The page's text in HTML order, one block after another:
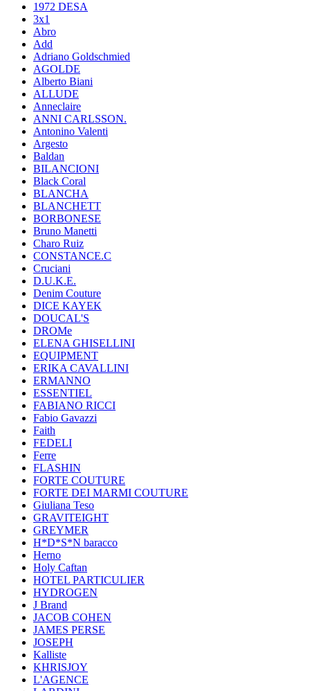
1972 DESA
3x1
Abro
Add
Adriano Goldschmied
AGOLDE
Alberto Biani
ALLUDE
Anneclaire
ANNI CARLSSON.
Antonino Valenti
Argesto
Baldan
BILANCIONI
Black Coral
BLANCHA
BLANCHETT
BORBONESE
Bruno Manetti
Charo Ruiz
CONSTANCE.C
Cruciani
D.U.K.E.
Denim Couture
DICE KAYEK
DOUCAL'S
DROMe
ELENA GHISELLINI
EQUIPMENT
ERIKA CAVALLINI
ERMANNO
ESSENTIEL
FABIANO RICCI
Fabio Gavazzi
Faith
FEDELI
Ferre
FLASHIN
FORTE COUTURE
FORTE DEI MARMI COUTURE
Giuliana Teso
GRAVITEIGHT
GREYMER
H*D*S*N baracco
Herno
Holy Caftan
HOTEL PARTICULIER
HYDROGEN
J Brand
JACOB COHEN
JAMES PERSE
JOSEPH
Kalliste
KHRISJOY
L'AGENCE